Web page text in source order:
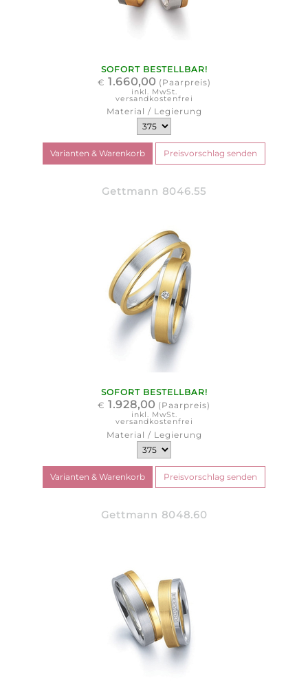
SOFORT BESTELLBAR!
€ 1.660,00 (Paarpreis)
inkl. MwSt.
versandkostenfrei
Material / Legierung
Gettmann 8046.55
SOFORT BESTELLBAR!
€ 1.928,00 (Paarpreis)
inkl. MwSt.
versandkostenfrei
Material / Legierung
Gettmann 8048.60